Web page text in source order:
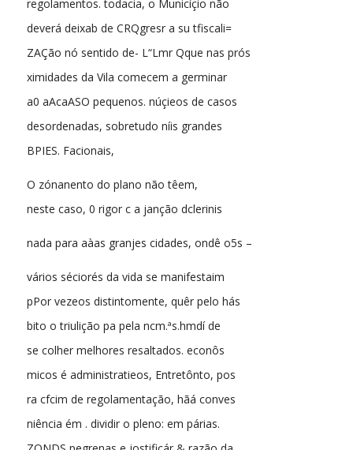
regolamentos. todacia, o Municíçio não
deverá deixab de CRQgresr a su tfiscali=
ZAÇão nó sentido de- L“Lmr Qque nas prós
ximidades da Vila comecem a germinar
a0 aAcaASO pequenos. núçieos de casos
desordenadas, sobretudo níis grandes
BPIES. Facionais,
O zónanento do plano não têem,
neste caso, 0 rigor c a janção dclerinis
nada para aàas granjes cidades, ondê o5s –
vários séciorés da vida se manifestaim
pPor vezeos distintomente, quêr pelo hás
bito o triulição pa pela ncm.ªs.hmdí de
se colher melhores resaltados. econôs
micos é administratieos, Entretônto, pos
ra cfcim de regolamentação, hãá conves
niência ém . dividir o pleno: em párias.